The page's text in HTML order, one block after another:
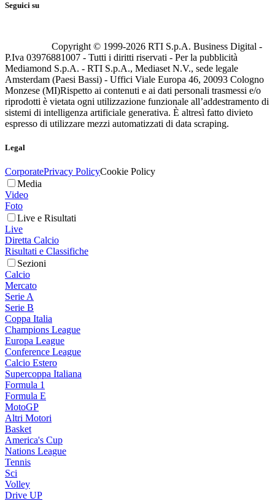
Seguici su
Copyright © 1999-2026 RTI S.p.A. Business Digital -
P.Iva 03976881007 - Tutti i diritti riservati - Per la pubblicità
Mediamond S.p.A. - RTI S.p.A., Mediaset N.V., sede legale
Amsterdam (Paesi Bassi) - Uffici Viale Europa 46, 20093 Cologno
Monzese (MI)Rispetto ai contenuti e ai dati personali trasmessi e/o
riprodotti è vietata ogni utilizzazione funzionale all’addestramento di
sistemi di intelligenza artificiale generativa. È altresì fatto divieto
espresso di utilizzare mezzi automatizzati di data scraping.
Legal
CorporatePrivacy PolicyCookie Policy
Media
Video
Foto
Live e Risultati
Live
Diretta Calcio
Risultati e Classifiche
Sezioni
Calcio
Mercato
Serie A
Serie B
Coppa Italia
Champions League
Europa League
Conference League
Calcio Estero
Supercoppa Italiana
Formula 1
Formula E
MotoGP
Altri Motori
Basket
America's Cup
Nations League
Tennis
Sci
Volley
Drive UP